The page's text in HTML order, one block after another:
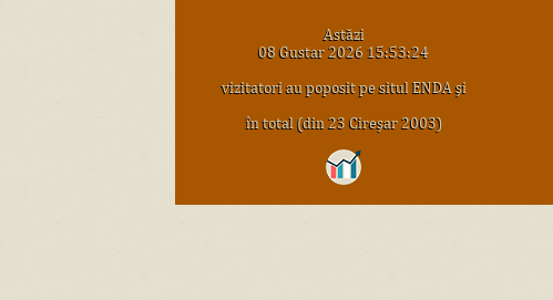
Astăzi
08 Gustar 2026 15:53:24
vizitatori au poposit pe situl ENDA şi
în total (din 23 Cireşar 2003)